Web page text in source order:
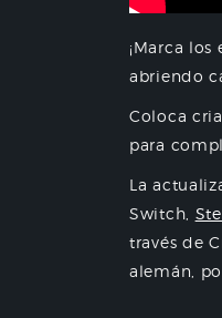
¡Marca
abriendo
Coloca
para
La
Switch,
través de
alemán,